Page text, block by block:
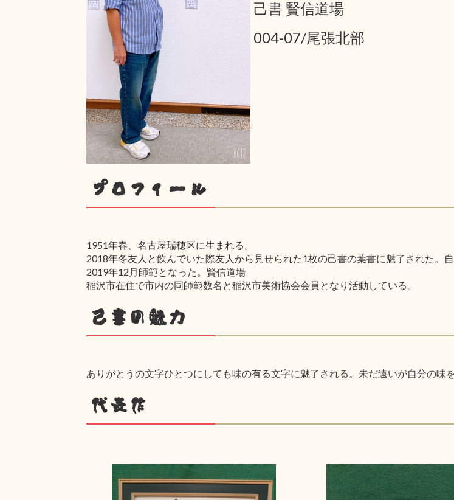
己書 賢信道場
004-07/尾張北部
プロフィール
1951年春、名古屋瑞穂区に生まれる。
2018年冬友人と飲んでいた際友人から見せられた1枚の己書の葉書に魅了された。
2019年12月師範となった。賢信道場
稲沢市在住で市内の同師範数名と稲沢市美術協会会員となり活動している。
己書の魅力
ありがとうの文字ひとつにしても味の有る文字に魅了される。未だ遠いが自分の味を
代表作